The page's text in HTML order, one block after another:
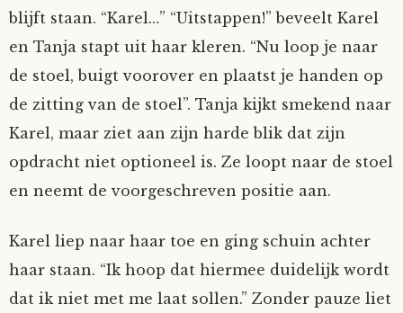
blijft staan. “Karel…” “Uitstappen!” beveelt Karel
en Tanja stapt uit haar kleren. “Nu loop je naar
de stoel, buigt voorover en plaatst je handen op
de zitting van de stoel”. Tanja kijkt smekend naar
Karel, maar ziet aan zijn harde blik dat zijn
opdracht niet optioneel is. Ze loopt naar de stoel
en neemt de voorgeschreven positie aan.
Karel liep naar haar toe en ging schuin achter
haar staan. “Ik hoop dat hiermee duidelijk wordt
dat ik niet met me laat sollen.” Zonder pauze liet